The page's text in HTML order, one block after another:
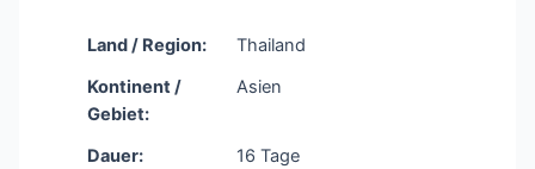
Land / Region:
Thailand
Kontinent /
Gebiet:
Asien
Dauer:
16 Tage